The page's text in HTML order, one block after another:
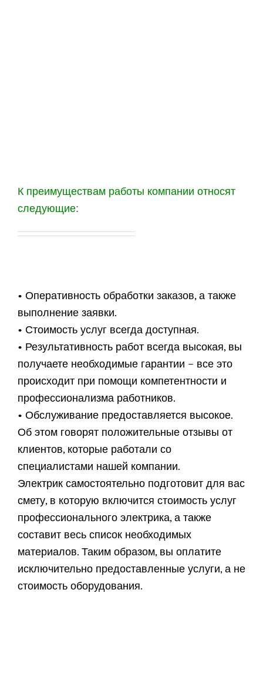
К преимуществам работы компании относят
следующие:
• Оперативность обработки заказов, а также
выполнение заявки.
• Стоимость услуг всегда доступная.
• Результативность работ всегда высокая, вы
получаете необходимые гарантии – все это
происходит при помощи компетентности и
профессионализма работников.
• Обслуживание предоставляется высокое.
Об этом говорят положительные отзывы от
клиентов, которые работали со
специалистами нашей компании.
Электрик самостоятельно подготовит для вас
смету, в которую включится стоимость услуг
профессионального электрика, а также
составит весь список необходимых
материалов. Таким образом, вы оплатите
исключительно предоставленные услуги, а не
стоимость оборудования.